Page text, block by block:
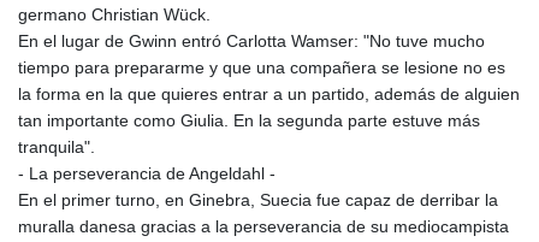
KES 149.158147
KGS 101.104505
KHR
4681.941823
1627.677557
KWD 0.356853
germano Christian Wück.
En el lugar de Gwinn entró Carlotta Wamser: "No tuve mucho
tiempo para prepararme y que una compañera se lesione no es
la forma en la que quieres entrar a un partido, además de alguien
tan importante como Giulia. En la segunda parte estuve más
tranquila".
- La perseverancia de Angeldahl -
En el primer turno, en Ginebra, Suecia fue capaz de derribar la
muralla danesa gracias a la perseverancia de su mediocampista